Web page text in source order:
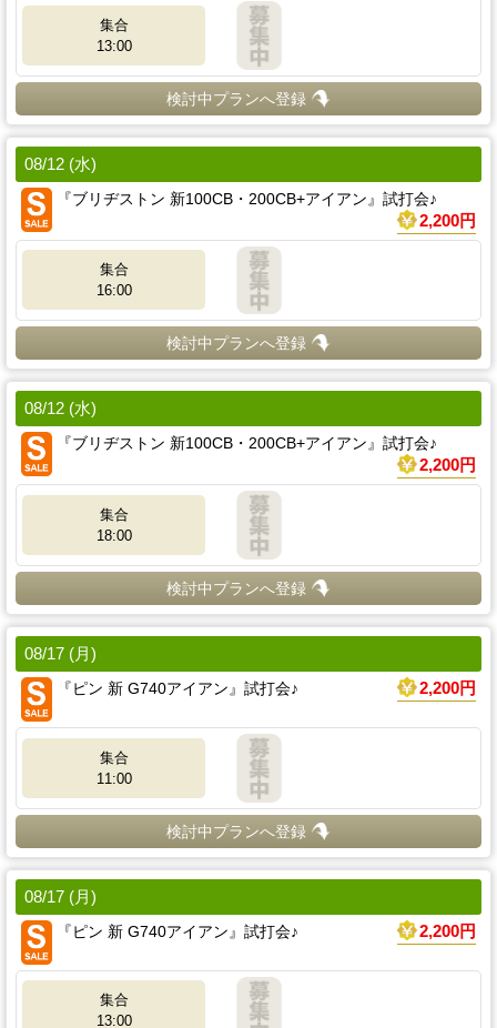
集合
13:00
検討中プランへ登録
08/12 (水)
『ブリヂストン 新100CB・200CB+アイアン』試打会♪
2,200円
集合
16:00
検討中プランへ登録
08/12 (水)
『ブリヂストン 新100CB・200CB+アイアン』試打会♪
2,200円
集合
18:00
検討中プランへ登録
08/17 (月)
『ピン 新 G740アイアン』試打会♪
2,200円
集合
11:00
検討中プランへ登録
08/17 (月)
『ピン 新 G740アイアン』試打会♪
2,200円
集合
13:00